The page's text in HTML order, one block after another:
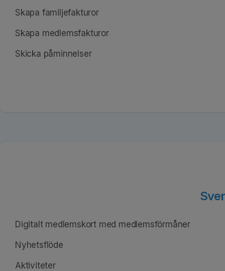
Skapa familjefakturor
Skapa medlemsfakturor
Skicka påminnelser
Digitalt medlemskort med medlemsförmåner
Nyhetsflöde
Aktiviteter